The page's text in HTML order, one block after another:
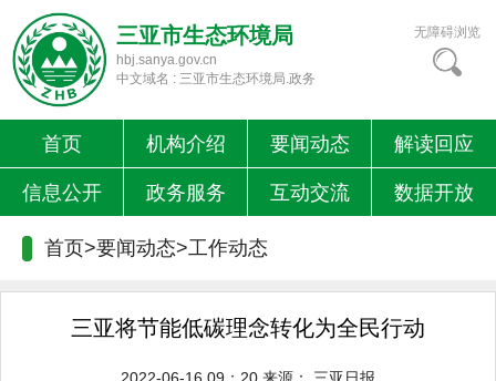
三亚市生态环境局
hbj.sanya.gov.cn
中文域名 : 三亚市生态环境局.政务
无障碍浏览
首页 机构介绍 要闻动态 解读回应
信息公开 政务服务 互动交流 数据开放
首页>要闻动态>工作动态
三亚将节能低碳理念转化为全民行动
2022-06-16 09：20 来源： 三亚日报